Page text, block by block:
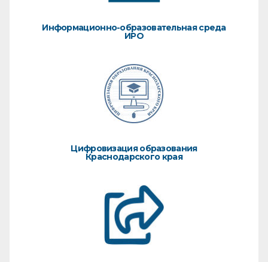
Информационно-образовательная среда
ИРО
Цифровизация образования
Краснодарского края